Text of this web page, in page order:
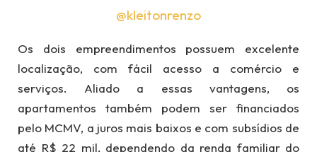
@kleitonrenzo
Os dois empreendimentos possuem excelente
localização, com fácil acesso a comércio e
serviços. Aliado a essas vantagens, os
apartamentos também podem ser financiados
pelo MCMV, a juros mais baixos e com subsídios de
até R$ 22 mil, dependendo da renda familiar do